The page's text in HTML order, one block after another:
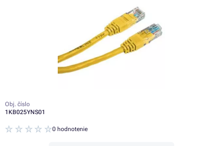
Obj. číslo
1KB025YNS01
0 hodnotenie